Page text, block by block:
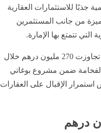
جذبًا للاستثمارات العقارية
من جانب المستثمرين
التي تتمتع بها الإمارة.
وفي أحدث مؤشر على هذا الزخم، أعلنت بن غاطي تحقيق مبيعات تجاوزت 270 مليون درهم خلال
الفخامة ضمن مشروع بوغاتي
الإقبال على العقارات